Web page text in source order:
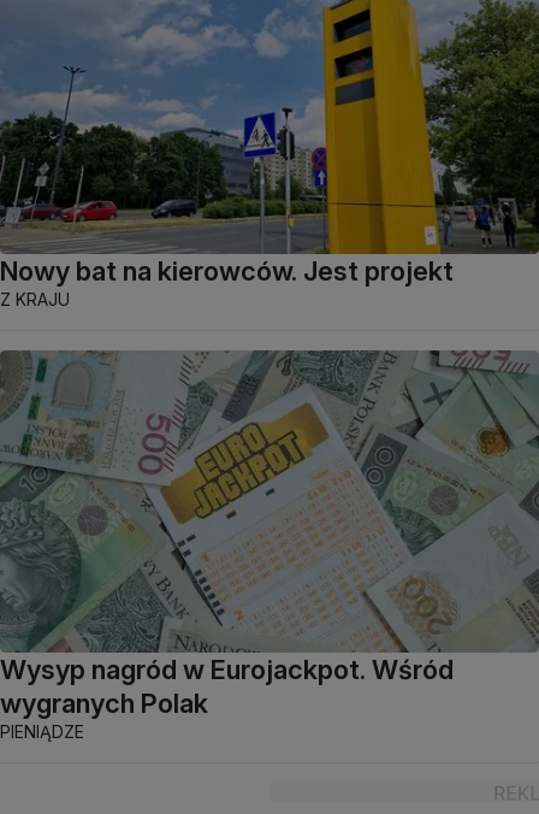
Nowy bat na kierowców. Jest projekt
Z KRAJU
Wysyp nagród w Eurojackpot. Wśród
wygranych Polak
PIENIĄDZE